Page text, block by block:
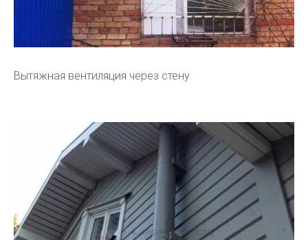
Вытяжная вентиляция через стену